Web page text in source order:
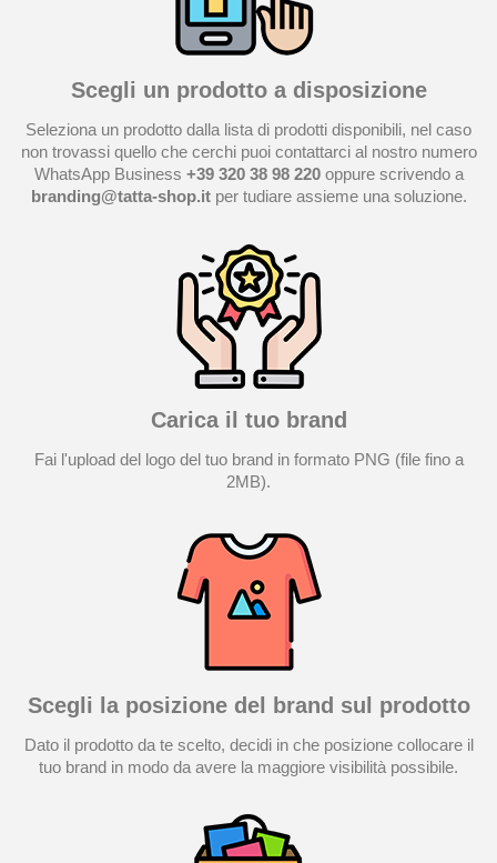
Scegli un prodotto a disposizione
Seleziona un prodotto dalla lista di prodotti disponibili, nel caso
non trovassi quello che cerchi puoi contattarci al nostro numero
WhatsApp Business +39 320 38 98 220 oppure scrivendo a
branding@tatta-shop.it per tudiare assieme una soluzione.
Carica il tuo brand
Fai l'upload del logo del tuo brand in formato PNG (file fino a
2MB).
Scegli la posizione del brand sul prodotto
Dato il prodotto da te scelto, decidi in che posizione collocare il
tuo brand in modo da avere la maggiore visibilità possibile.